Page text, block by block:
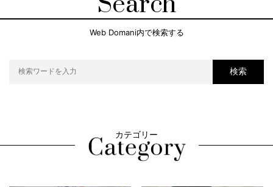
Web Domani内で検索する
検索
カテゴリー